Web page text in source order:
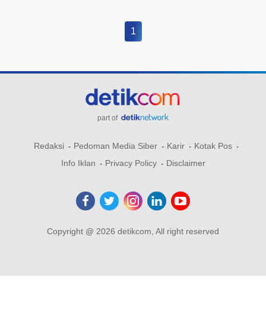
1
part of
Redaksi Pedoman Media Siber Karir
Kotak Pos
Info Iklan
Privacy Policy Disclaimer
Copyright @ 2026 detikcom, All right reserved